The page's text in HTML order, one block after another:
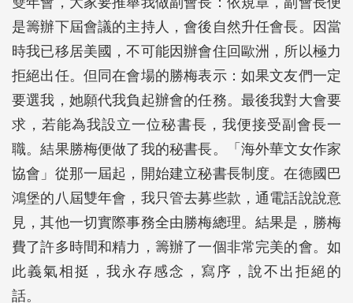
是籌辦下屆會議的主持人，會後自然升任會長。因當
時我已移居美國，不可能因辦會住回歐洲，所以極力
拒絕出任。但同在會場的勝梅表示：如果文友們一定
要選我，她願代我負起辦會的任務。最後我對大會要
求，若能為我設立一位秘書長，我便接受副會長一
職。結果勝梅便做了我的秘書長。「海外華文女作家
協會」從那一屆起，開始建立秘書長制度。在德國巴
鴻堡的八屆雙年會，我只管去募些款，通電話說說意
見，其他一切實際事務全由勝梅總理。結果是，勝梅
費了許多時間和精力，籌辦了一個非常完美的會。如
此義氣相挺，我永存感念，寫序，說不出拒絕的
話。